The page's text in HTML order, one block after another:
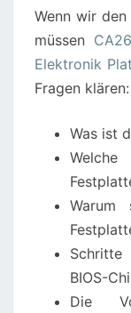
Wenn wir den
müssen
Elektronik
Fragen klären:
Was ist
Warum
Schritte
BIOS-
Die